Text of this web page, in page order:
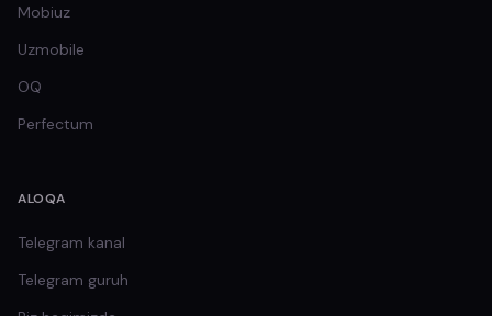
Mobiuz
Uzmobile
OQ
Perfectum
ALOQA
Telegram kanal
Telegram guruh